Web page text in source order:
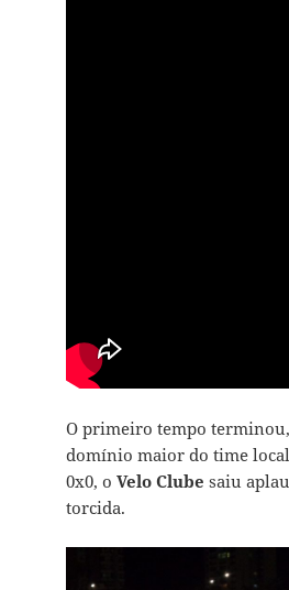
O primeiro tempo
domínio maior do time
0x0, o Velo Clube saiu
torcida.